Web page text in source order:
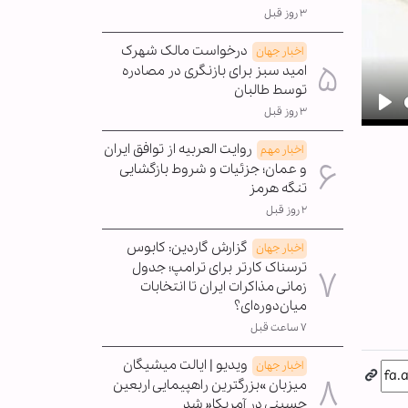
۳ روز قبل
اخبار جهان درخواست مالک شهرک
امید سبز برای بازنگری در مصادره
توسط طالبان
۳ روز قبل
اخبار مهم روایت العربیه از توافق ایران
و عمان؛ جزئیات و شروط بازگشایی
تنگه هرمز
۲ روز قبل
اخبار جهان گزارش گاردین: کابوس
ترسناک کارتر برای ترامپ؛ جدول
زمانی مذاکرات ایران تا انتخابات
میان‌دوره‌ای؟
۷ ساعت قبل
اخبار جهان ویدیو | ایالت میشیگان
میزبان »بزرگترین راهپیمایی اربعین
حسینی در آمریکا« شد